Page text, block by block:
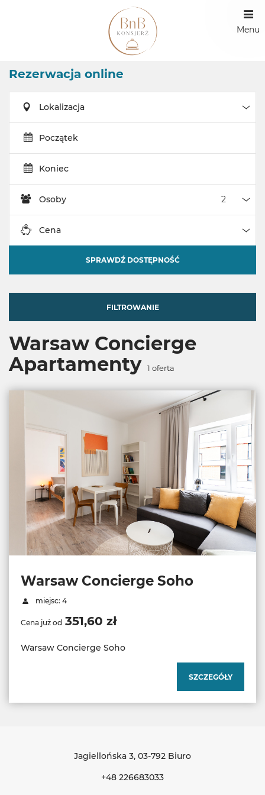
Menu
Rezerwacja online
Lokalizacja
Początek
Koniec
Osoby
Cena
SPRAWDŹ DOSTĘPNOŚĆ
FILTROWANIE
Warsaw Concierge
Apartamenty
1 oferta
Warsaw Concierge Soho
miejsc: 4
Cena już od 351,60 zł
Warsaw Concierge Soho
SZCZEGÓŁY
Jagiellońska 3, 03-792 Biuro
+48 226683033